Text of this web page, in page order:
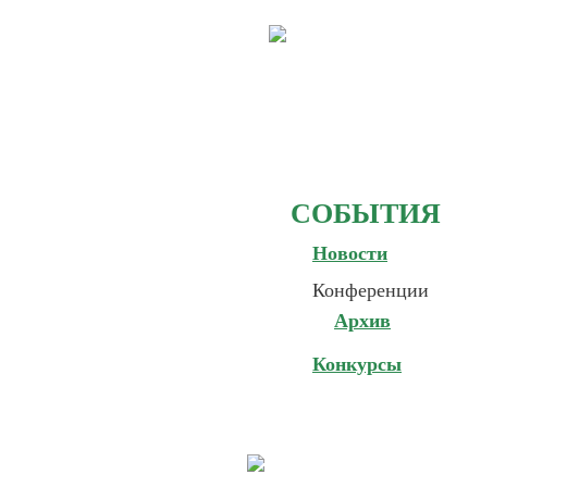
СОБЫТИЯ
Новости
Конференции
Архив
Конкурсы